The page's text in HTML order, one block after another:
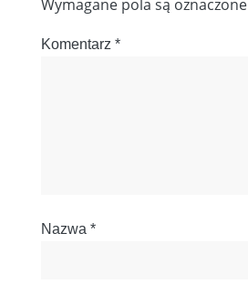
Wymagane pola są oznaczone
Komentarz *
Nazwa *